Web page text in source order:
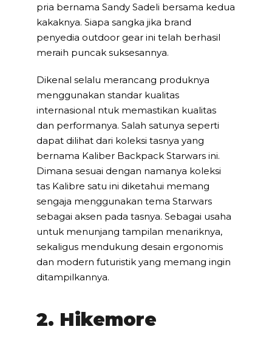
pria bernama Sandy Sadeli bersama kedua
kakaknya. Siapa sangka jika brand
penyedia outdoor gear ini telah berhasil
meraih puncak suksesannya.
Dikenal selalu merancang produknya
menggunakan standar kualitas
internasional ntuk memastikan kualitas
dan performanya. Salah satunya seperti
dapat dilihat dari koleksi tasnya yang
bernama Kaliber Backpack Starwars ini.
Dimana sesuai dengan namanya koleksi
tas Kalibre satu ini diketahui memang
sengaja menggunakan tema Starwars
sebagai aksen pada tasnya. Sebagai usaha
untuk menunjang tampilan menariknya,
sekaligus mendukung desain ergonomis
dan modern futuristik yang memang ingin
ditampilkannya.
2. Hikemore